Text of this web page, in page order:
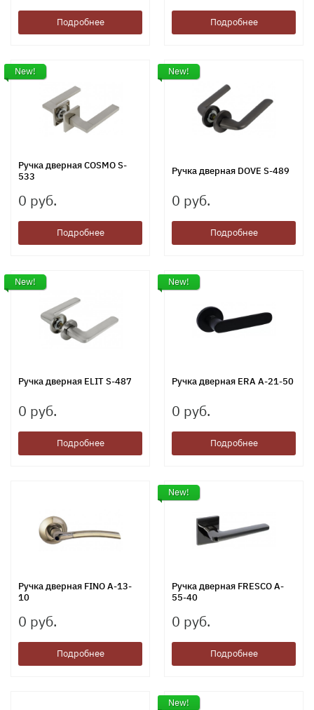
Подробнее Подробнее
New!
Ручка дверная COSMO S-
533
0 руб.
Подробнее
New!
Ручка дверная DOVE S-489
0 руб.
Подробнее
New!
Ручка дверная ELIT S-487
0 руб.
Подробнее
New!
Ручка дверная ERA A-21-50
0 руб.
Подробнее
Ручка дверная FINO A-13-
10
0 руб.
Подробнее
New!
Ручка дверная FRESCO A-
55-40
0 руб.
Подробнее
New!